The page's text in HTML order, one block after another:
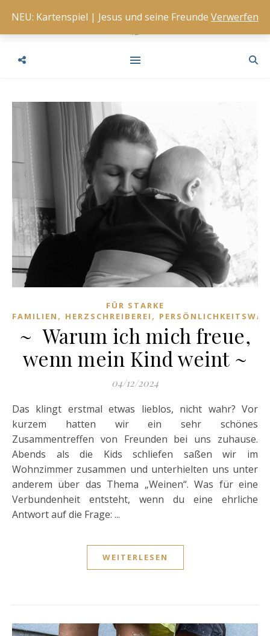
FÜR STARKE
FAMILIEN , HERZSCHREIBEREI ,
~ Warum ich mich freue,
wenn mein Kind weint ~
04/12/2024
Das klingt erstmal etwas lieblos, nicht wahr? Vor
kurzem hatten wir ein sehr schönes
Zusammentreffen von Freunden bei uns zuhause.
Abends als die Kids schliefen saßen wir im
Wohnzimmer zusammen und unterhielten uns unter
anderem über das Thema „Weinen“. Was für eine
Verbundenheit entsteht, wenn du eine ehrliche
Antwort auf die Frage: ...
WEITERLESEN
NEU: Kartenspiel | Jesus und seine Freunde Verwerfen